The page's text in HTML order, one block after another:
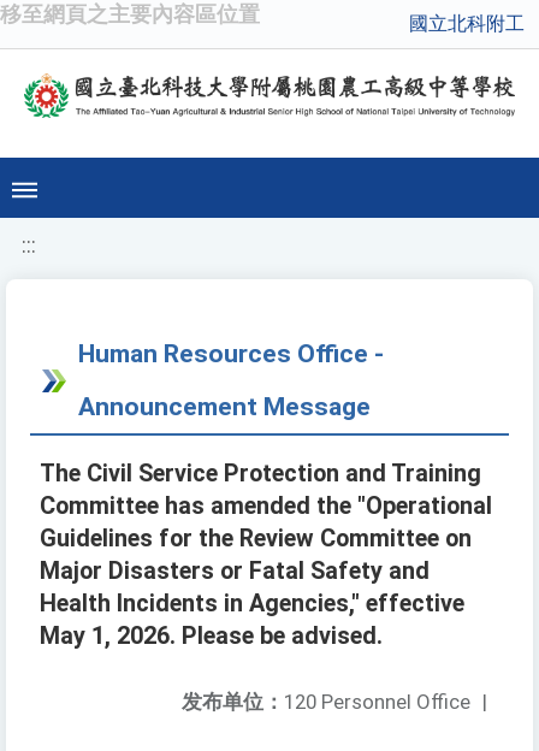
移至網頁之主要內容區位置 國立北科附工
:::
Human Resources Office -
Announcement Message
The Civil Service Protection and Training
Committee has amended the "Operational
Guidelines for the Review Committee on
Major Disasters or Fatal Safety and
Health Incidents in Agencies," effective
May 1, 2026. Please be advised.
发布单位： 120 Personnel Office |